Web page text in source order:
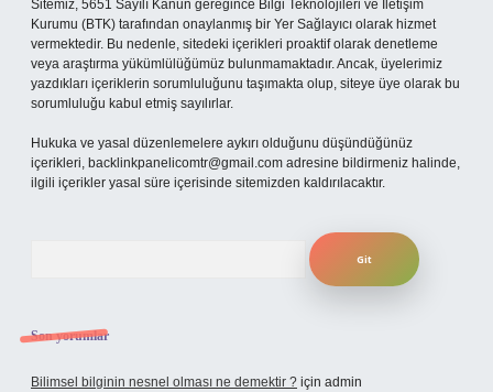
Sitemiz, 5651 Sayılı Kanun gereğince Bilgi Teknolojileri ve İletişim
Kurumu (BTK) tarafından onaylanmış bir Yer Sağlayıcı olarak hizmet
vermektedir. Bu nedenle, sitedeki içerikleri proaktif olarak denetleme
veya araştırma yükümlülüğümüz bulunmamaktadır. Ancak, üyelerimiz
yazdıkları içeriklerin sorumluluğunu taşımakta olup, siteye üye olarak bu
sorumluluğu kabul etmiş sayılırlar.
Hukuka ve yasal düzenlemelere aykırı olduğunu düşündüğünüz
içerikleri, backlinkpanelicomtr@gmail.com adresine bildirmeniz halinde,
ilgili içerikler yasal süre içerisinde sitemizden kaldırılacaktır.
Son yorumlar
Bilimsel bilginin nesnel olması ne demektir ? için admin